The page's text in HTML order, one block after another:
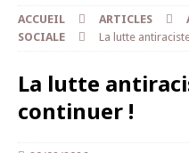
ACCUEIL ARTICLES
SOCIALE
La lutte
La lutte
continuer !